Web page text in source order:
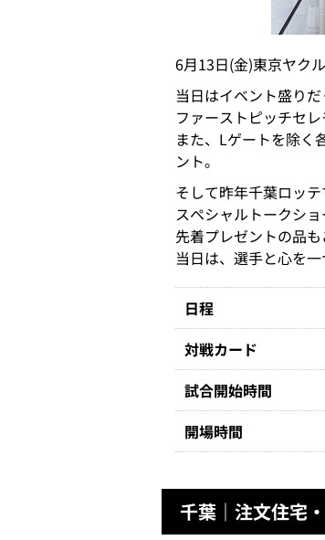
6月13日(金)東京ヤク
当日はイベント盛り
ファーストピッチセ
また、Lゲートを除く
ント。
そして昨年千葉ロッ
スペシャルトークシ
先着プレゼントの品
当日は、選手と心を
日程
対戦カード
試合開始時間
開場時間
千葉｜注文住宅